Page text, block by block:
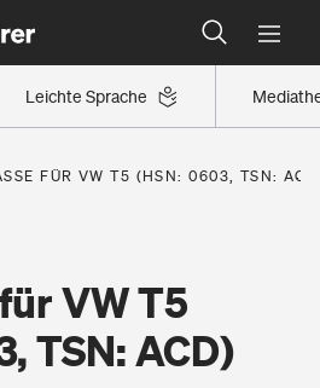
Leichte Sprache
finden
Region eingestuft
Versicherer finden
FÜR VW T5 (HSN: 0603, TSN:
VW T5
TSN: ACD)